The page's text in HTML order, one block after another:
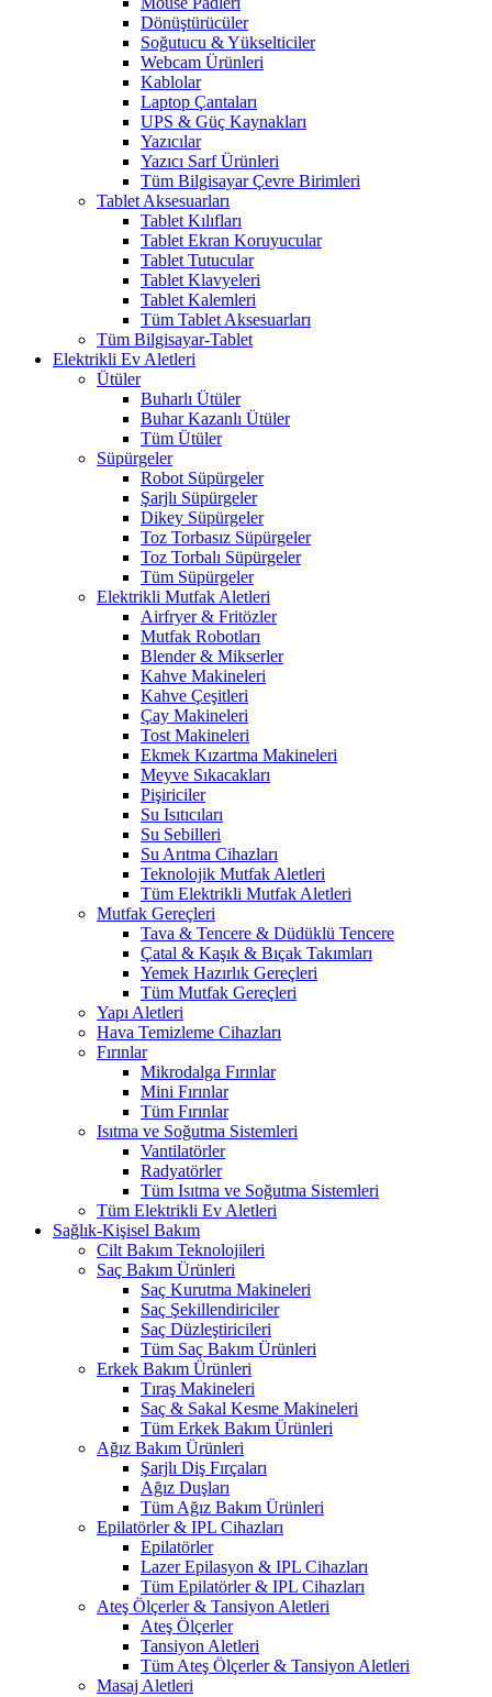
Dönüştürücüler
Soğutucu & Yükselticiler
Webcam Ürünleri
Kablolar
Laptop Çantaları
UPS & Güç Kaynakları
Yazıcılar
Yazıcı Sarf Ürünleri
Tüm Bilgisayar Çevre Birimleri
Tablet Aksesuarları
Tablet Kılıfları
Tablet Ekran Koruyucular
Tablet Tutucular
Tablet Klavyeleri
Tablet Kalemleri
Tüm Tablet Aksesuarları
Tüm Bilgisayar-Tablet
Elektrikli Ev Aletleri
Ütüler
Buharlı Ütüler
Buhar Kazanlı Ütüler
Tüm Ütüler
Süpürgeler
Robot Süpürgeler
Şarjlı Süpürgeler
Dikey Süpürgeler
Toz Torbasız Süpürgeler
Toz Torbalı Süpürgeler
Tüm Süpürgeler
Elektrikli Mutfak Aletleri
Airfryer & Fritözler
Mutfak Robotları
Blender & Mikserler
Kahve Makineleri
Kahve Çeşitleri
Çay Makineleri
Tost Makineleri
Ekmek Kızartma Makineleri
Meyve Sıkacakları
Pişiriciler
Su Isıtıcıları
Su Sebilleri
Su Arıtma Cihazları
Teknolojik Mutfak Aletleri
Tüm Elektrikli Mutfak Aletleri
Mutfak Gereçleri
Tava & Tencere & Düdüklü Tencere
Çatal & Kaşık & Bıçak Takımları
Yemek Hazırlık Gereçleri
Tüm Mutfak Gereçleri
Yapı Aletleri
Hava Temizleme Cihazları
Fırınlar
Mikrodalga Fırınlar
Mini Fırınlar
Tüm Fırınlar
Isıtma ve Soğutma Sistemleri
Vantilatörler
Radyatörler
Tüm Isıtma ve Soğutma Sistemleri
Tüm Elektrikli Ev Aletleri
Sağlık-Kişisel Bakım
Cilt Bakım Teknolojileri
Saç Bakım Ürünleri
Saç Kurutma Makineleri
Saç Şekillendiriciler
Saç Düzleştiricileri
Tüm Saç Bakım Ürünleri
Erkek Bakım Ürünleri
Tıraş Makineleri
Saç & Sakal Kesme Makineleri
Tüm Erkek Bakım Ürünleri
Ağız Bakım Ürünleri
Şarjlı Diş Fırçaları
Ağız Duşları
Tüm Ağız Bakım Ürünleri
Epilatörler & IPL Cihazları
Epilatörler
Lazer Epilasyon & IPL Cihazları
Tüm Epilatörler & IPL Cihazları
Ateş Ölçerler & Tansiyon Aletleri
Ateş Ölçerler
Tansiyon Aletleri
Tüm Ateş Ölçerler & Tansiyon Aletleri
Masaj Aletleri